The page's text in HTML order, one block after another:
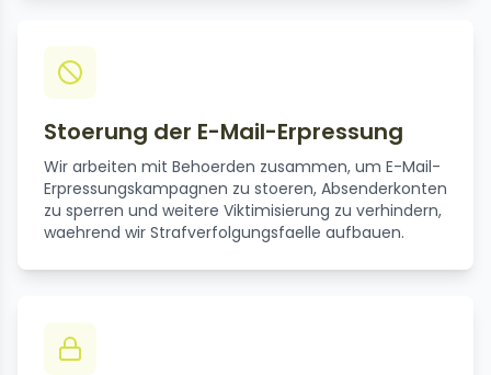
Stoerung der E-Mail-Erpressung
Wir arbeiten mit Behoerden zusammen, um E-Mail-
Erpressungskampagnen zu stoeren, Absenderkonten
zu sperren und weitere Viktimisierung zu verhindern,
waehrend wir Strafverfolgungsfaelle aufbauen.